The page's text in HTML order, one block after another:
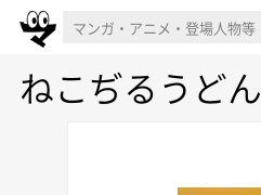
ねこぢるうどん